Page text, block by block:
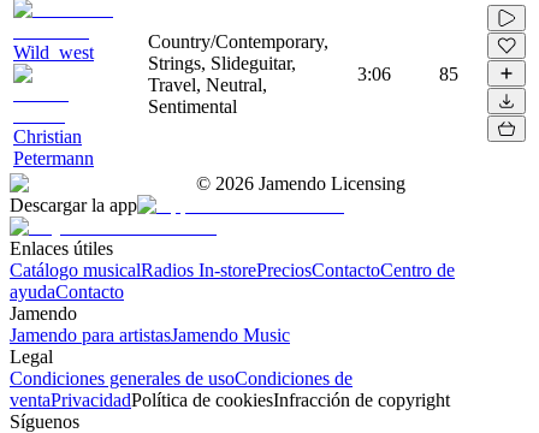
Wild_west
Christian
Petermann
Country/Contemporary,
Strings, Slideguitar,
Travel, Neutral,
Sentimental
3:06 85
© 2026 Jamendo Licensing
Descargar la app
Enlaces útiles
Catálogo musicalRadios In-storePreciosContactoCentro de
ayudaContacto
Jamendo
Jamendo para artistasJamendo Music
Legal
Condiciones generales de usoCondiciones de
ventaPrivacidadPolítica de cookiesInfracción de copyright
Síguenos